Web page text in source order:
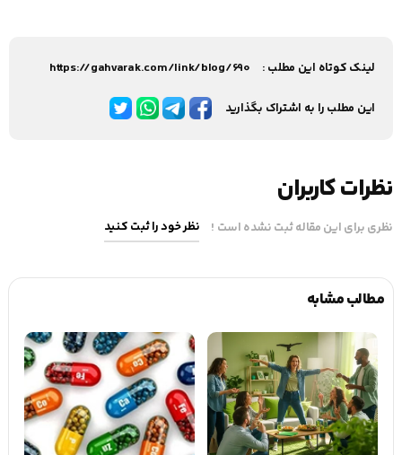
لینک کوتاه این مطلب : https://gahvarak.com/link/blog/690
این مطلب را به اشتراک بگذارید
نظرات کاربران
نظری برای این مقاله ثبت نشده است ! نظر خود را ثبت کنید
مطالب مشابه